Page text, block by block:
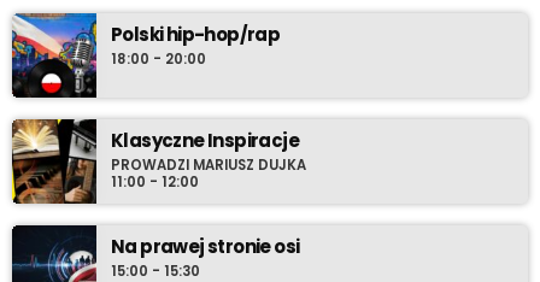
swoich przyborów do relaksu i ustaw radio-komputer na Radio
Cenzura o 21:30 polskiego czasu.
Polski hip-hop/rap
18:00 - 20:00
Klasyczne Inspiracje
PROWADZI MARIUSZ DUJKA
11:00 - 12:00
Na prawej stronie osi
15:00 - 15:30